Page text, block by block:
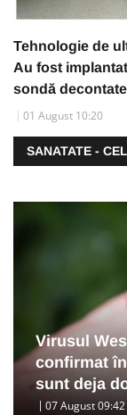
Tehnologie de
Au fost
sondă
01 August 10:20
SANATATE -
Virusul
confirmat
sunt deja
07 August 09:42